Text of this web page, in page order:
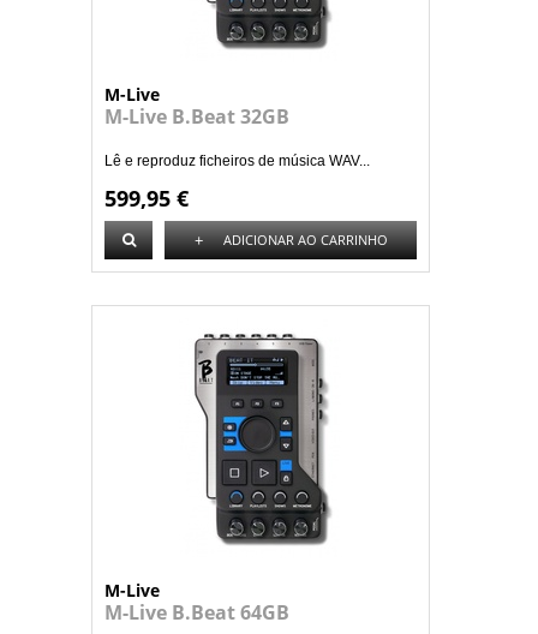
M-Live
M-Live B.Beat 32GB
Lê e reproduz ficheiros de música WAV...
599,95 €
+ ADICIONAR AO CARRINHO
M-Live
M-Live B.Beat 64GB